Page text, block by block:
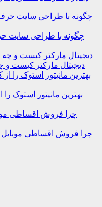
چگونه با طراحی سایت
دیجیتال مارکتر کیست و
بهترین مانیتور استوک
چرا فروش اقساطی